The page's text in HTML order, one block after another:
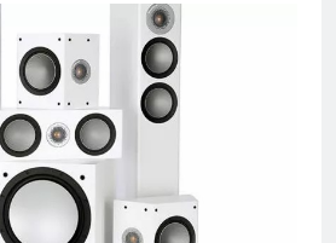
peraih Awards
Review Neumann
NDH-20
2 Years Ago
14 soundtrack video game
terbaik untuk menguji
headphone dan speaker
Anda
2 Years Ago
Review Vincent DAC-
700